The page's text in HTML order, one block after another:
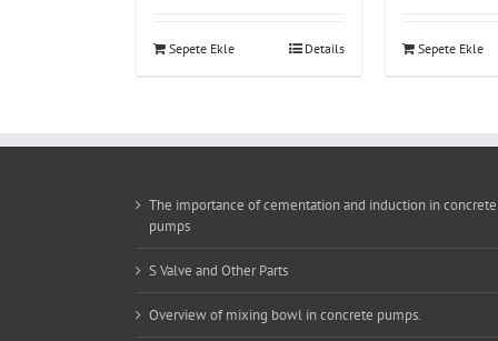
Sepete Ekle Details Sepete Ekle
The importance of cementation and induction in concrete
pumps
S Valve and Other Parts
Overview of mixing bowl in concrete pumps.